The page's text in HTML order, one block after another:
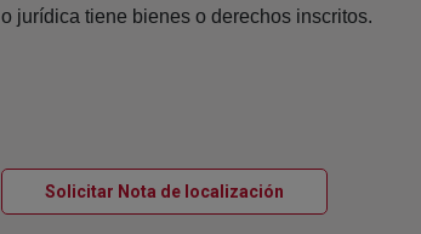
o jurídica tiene bienes o derechos inscritos.
Solicitar Nota de localizaciónVentana nueva